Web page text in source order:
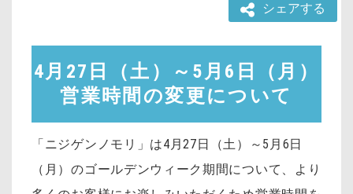
シェアする
4月27日（土）～5月6日（月）
営業時間の変更について
「ニジゲンノモリ」 は4月27日（土）～5月6日
（月）のゴールデンウィーク期間について、より